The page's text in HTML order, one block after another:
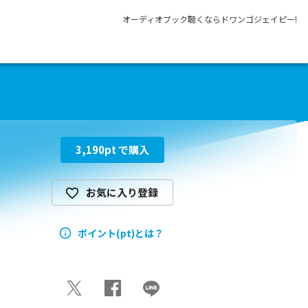
オーディオブック聴くならドワンゴジェイピー!
3,190pt で購入
お気に入り登録
ポイント(pt)とは？